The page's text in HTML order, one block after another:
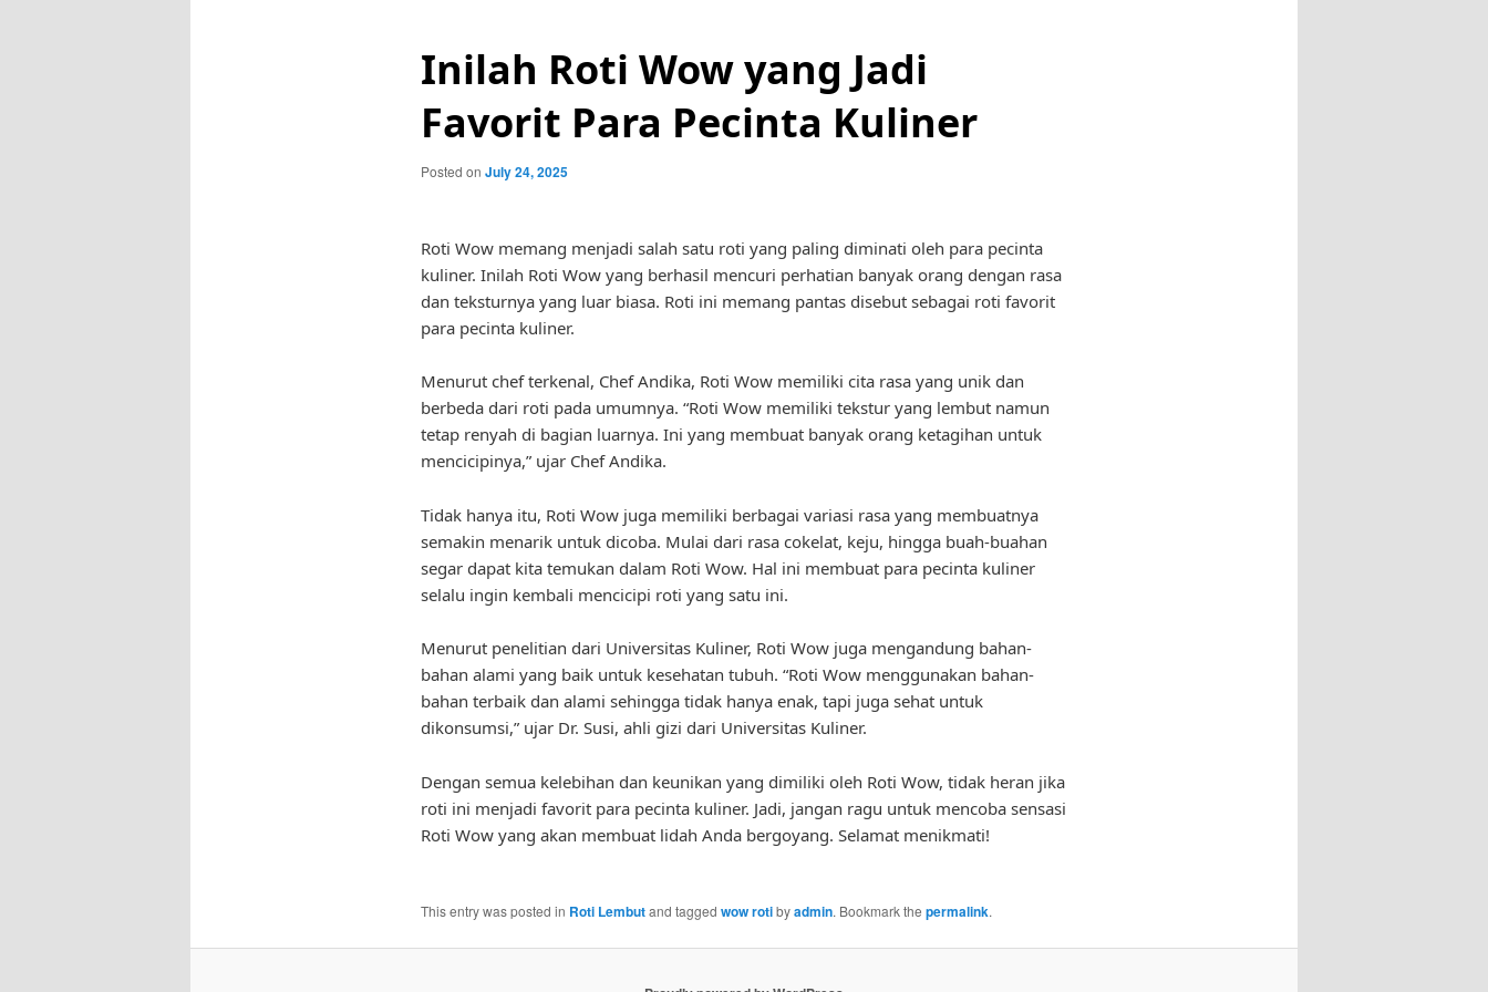
Inilah Roti Wow yang Jadi
Favorit Para Pecinta Kuliner
Posted on July 24, 2025
Roti Wow memang menjadi salah satu roti yang paling diminati oleh para pecinta
kuliner. Inilah Roti Wow yang berhasil mencuri perhatian banyak orang dengan rasa
dan teksturnya yang luar biasa. Roti ini memang pantas disebut sebagai roti favorit
para pecinta kuliner.
Menurut chef terkenal, Chef Andika, Roti Wow memiliki cita rasa yang unik dan
berbeda dari roti pada umumnya. “Roti Wow memiliki tekstur yang lembut namun
tetap renyah di bagian luarnya. Ini yang membuat banyak orang ketagihan untuk
mencicipinya,” ujar Chef Andika.
Tidak hanya itu, Roti Wow juga memiliki berbagai variasi rasa yang membuatnya
semakin menarik untuk dicoba. Mulai dari rasa cokelat, keju, hingga buah-buahan
segar dapat kita temukan dalam Roti Wow. Hal ini membuat para pecinta kuliner
selalu ingin kembali mencicipi roti yang satu ini.
Menurut penelitian dari Universitas Kuliner, Roti Wow juga mengandung bahan-
bahan alami yang baik untuk kesehatan tubuh. “Roti Wow menggunakan bahan-
bahan terbaik dan alami sehingga tidak hanya enak, tapi juga sehat untuk
dikonsumsi,” ujar Dr. Susi, ahli gizi dari Universitas Kuliner.
Dengan semua kelebihan dan keunikan yang dimiliki oleh Roti Wow, tidak heran jika
roti ini menjadi favorit para pecinta kuliner. Jadi, jangan ragu untuk mencoba sensasi
Roti Wow yang akan membuat lidah Anda bergoyang. Selamat menikmati!
This entry was posted in Roti Lembutand tagged wow rotibyadmin. Bookmark the permalink.